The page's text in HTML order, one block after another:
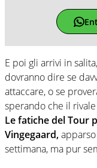
E poi gli arrivi in
dovranno dire se
attaccare, o se
sperando che il
Le fatiche del Tour
Vingegaard,
settimana, ma pur